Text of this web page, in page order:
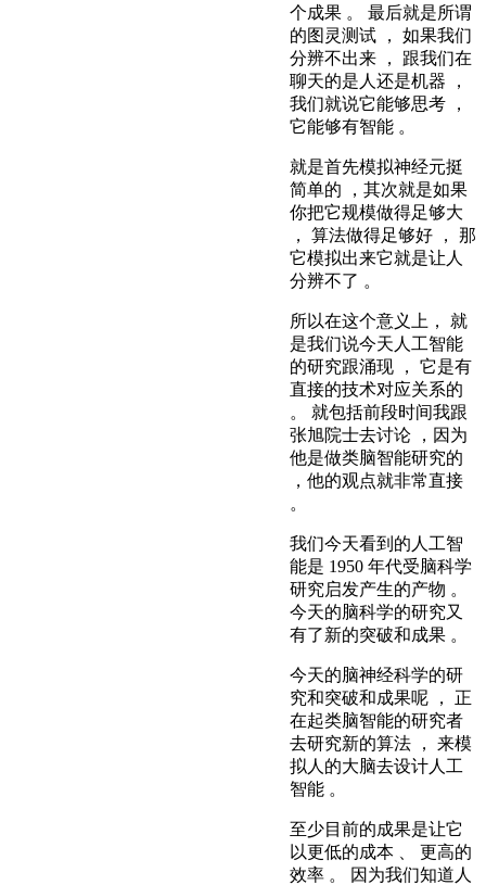
个成果 。 最后就是所谓
的图灵测试 ， 如果我们
分辨不出来 ， 跟我们在
聊天的是人还是机器 ，
我们就说它能够思考 ，
它能够有智能 。
就是首先模拟神经元挺
简单的 ，其次就是如果
你把它规模做得足够大
， 算法做得足够好 ， 那
它模拟出来它就是让人
分辨不了 。
所以在这个意义上， 就
是我们说今天人工智能
的研究跟涌现 ， 它是有
直接的技术对应关系的
。 就包括前段时间我跟
张旭院士去讨论 ，因为
他是做类脑智能研究的
，他的观点就非常直接
。
我们今天看到的人工智
能是 1950 年代受脑科学
研究启发产生的产物 。
今天的脑科学的研究又
有了新的突破和成果 。
今天的脑神经科学的研
究和突破和成果呢 ， 正
在起类脑智能的研究者
去研究新的算法 ， 来模
拟人的大脑去设计人工
智能 。
至少目前的成果是让它
以更低的成本 、 更高的
效率 。 因为我们知道人